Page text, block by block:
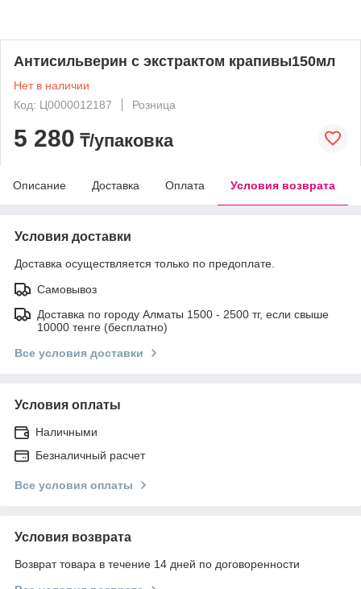
Антисильверин с экстрактом крапивы150мл
Нет в наличии
Код: Ц0000012187
Розница
5 280 ₸/упаковка
Описание Доставка Оплата Условия возврата
Условия доставки
Доставка осуществляется только по предоплате.
Самовывоз
Доставка по городу Алматы 1500 - 2500 тг, если свыше
10000 тенге (бесплатно)
Все условия доставки
Условия оплаты
Наличными
Безналичный расчет
Все условия оплаты
Условия возврата
Возврат товара в течение 14 дней по договоренности